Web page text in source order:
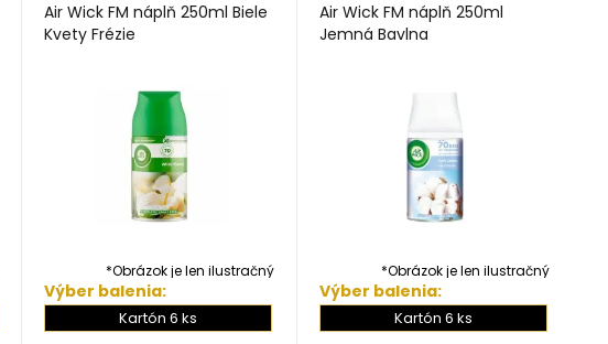
Air Wick FM náplň 250ml Biele
Kvety Frézie
*Obrázok je len ilustračný
Výber balenia:
Kartón 6 ks
Air Wick FM náplň 250ml
Jemná Bavlna
*Obrázok je len ilustračný
Výber balenia:
Kartón 6 ks